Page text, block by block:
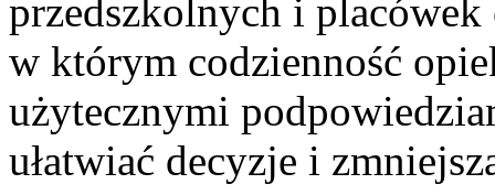
przedszkolnych i
w którym codzienność
użytecznymi
ułatwiać decyzje i